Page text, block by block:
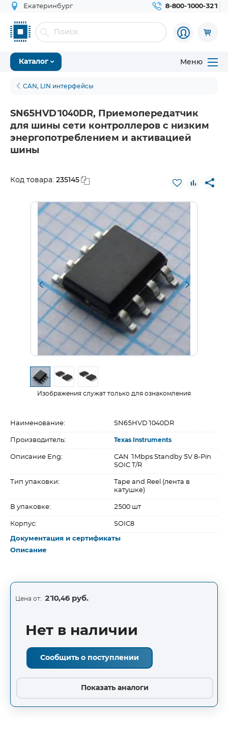
Екатеринбург 8-800-1000-321
Каталог Меню
CAN, LIN интерфейсы
SN65HVD1040DR, Приемопередатчик
для шины сети контроллеров с низким
энергопотреблением и активацией
шины
Код товара: 235145
Изображения служат только для ознакомления
Наименование: SN65HVD1040DR
Производитель: Texas Instruments
Описание Eng:
CAN 1Mbps Standby 5V 8-Pin
SOIC T/R
Тип упаковки:
Tape and Reel (лента в
катушке)
В упаковке: 2500 шт
Корпус: SOIC8
Документация и сертификаты
Описание
Цена от: 210,46 руб.
Нет в наличии
Сообщить о поступлении
Показать аналоги